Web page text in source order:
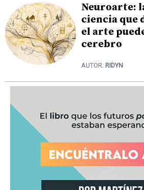
Neuroarte:
ciencia que
el arte
cerebro
AUTOR: RIDYN